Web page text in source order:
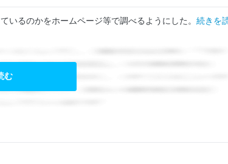
いるのかをホームページ等で調べるようにした。 続きを
む